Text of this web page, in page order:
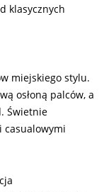
klasycznych
miejskiego stylu.
osłoną palców, a
Świetnie
casualowymi